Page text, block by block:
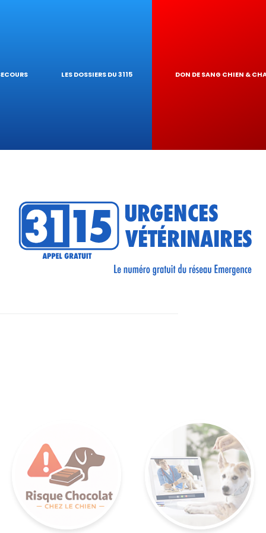
DE
LES DOSSIERS DU 3115 DON DE SANG CHIEN &